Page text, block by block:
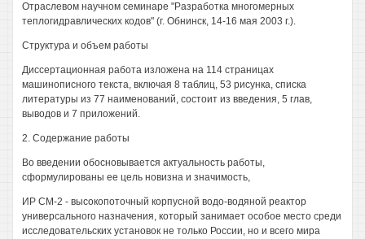
Отраслевом научном семинаре "Разработка многомерных
теплогидравлических кодов" (г. Обнинск, 14-16 мая 2003 г.).
Структура и объем работы
Диссертационная работа изложена на 114 страницах
машинописного текста, включая 8 таблиц, 53 рисунка, списка
литературы из 77 наименований, состоит из введения, 5 глав,
выводов и 7 приложений.
2. Содержание работы
Во введении обосновывается актуальность работы,
сформулированы ее цель новизна и значимость,
ИР СМ-2 - высокопоточный корпусной водо-водяной реактор
универсального назначения, который занимает особое место среди
исследовательских установок не только России, но и всего мира